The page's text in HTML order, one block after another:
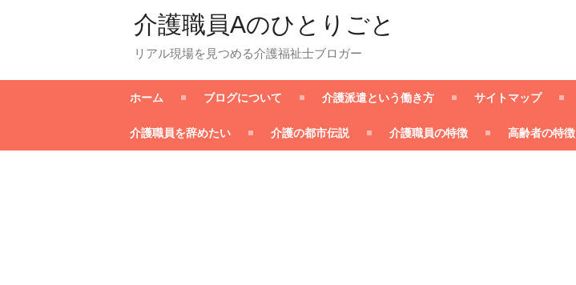
介護職員Aのひとりごと
リアル現場を見つめる介護福祉士ブロガー
ホーム ブログについて 介護派遣という働き方 サイトマップ
介護職員を辞めたい 介護の都市伝説 介護職員の特徴 高齢者の特徴